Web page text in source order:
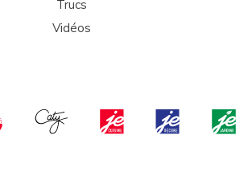
Trucs
Vidéos